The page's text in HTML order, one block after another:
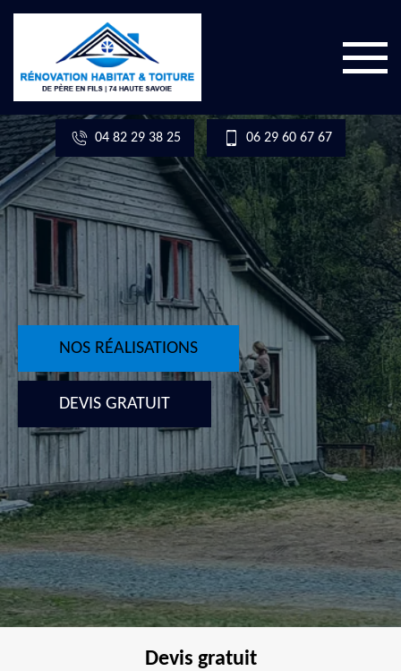
04 82 29 38 25 06 29 60 67 67
NOS RÉALISATIONS
DEVIS GRATUIT
Devis gratuit